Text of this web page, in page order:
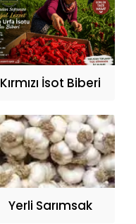
Kırmızı İsot Biberi
Yerli Sarımsak